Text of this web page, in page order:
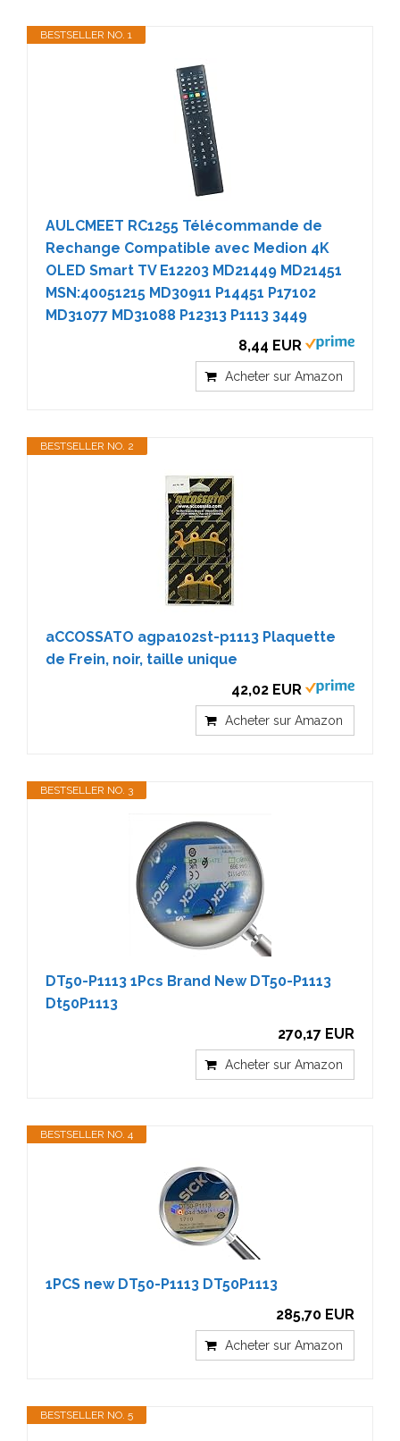
BESTSELLER NO. 1
AULCMEET RC1255 Télécommande de
Rechange Compatible avec Medion 4K
OLED Smart TV E12203 MD21449 MD21451
MSN:40051215 MD30911 P14451 P17102
MD31077 MD31088 P12313 P1113 3449
8,44 EUR
Acheter sur Amazon
BESTSELLER NO. 2
aCCOSSATO agpa102st-p1113 Plaquette
de Frein, noir, taille unique
42,02 EUR
Acheter sur Amazon
BESTSELLER NO. 3
DT50-P1113 1Pcs Brand New DT50-P1113
Dt50P1113
270,17 EUR
Acheter sur Amazon
BESTSELLER NO. 4
1PCS new DT50-P1113 DT50P1113
285,70 EUR
Acheter sur Amazon
BESTSELLER NO. 5